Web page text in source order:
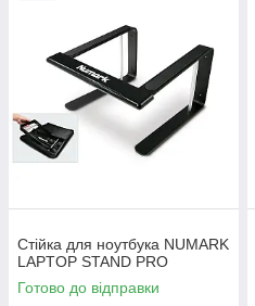
Стійка для ноутбука NUMARK
LAPTOP STAND PRO
Готово до відправки